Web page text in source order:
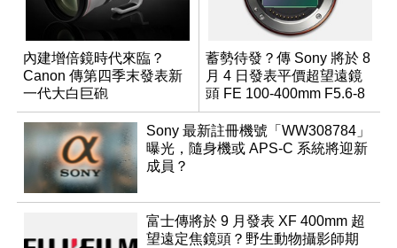
內建增倍鏡時代來臨？
Canon 傳第四季末發表新
一代大白巨砲
蓄勢待發？傳 Sony 將於 8
月 4 日發表平價超望遠鏡
頭 FE 100-400mm F5.6-8
Sony 最新註冊機號「WW308784」
曝光，隨身機或 APS-C 系統將迎新
成員？
富士傳將於 9 月發表 XF 400mm 超
望遠定焦鏡頭？野生動物攝影師期